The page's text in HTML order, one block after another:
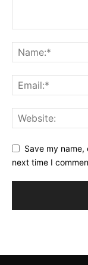
Save my
next time I